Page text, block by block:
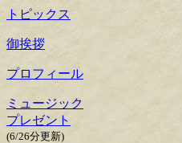
トピックス
御挨拶
プロフィール
ミュージック
プレゼント
(6/26分更新)